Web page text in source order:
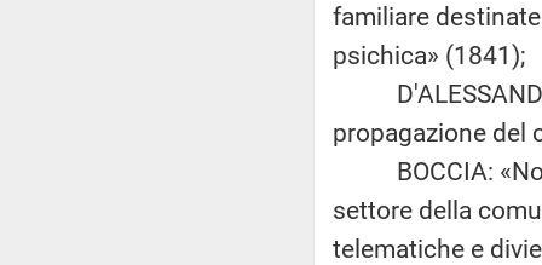
familiare
psichica» (1841);
propagazione del
BOCCIA:
settore della
telematiche e